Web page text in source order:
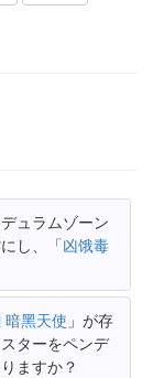
ュラムゾーン
し、「凶饿毒
暗黑天使 」が存
ターをペンデ
ますか？